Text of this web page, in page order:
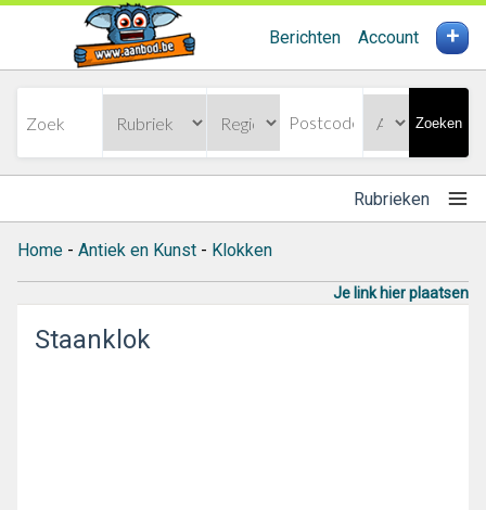
Berichten Account +
Zoeken
Rubrieken
Home - Antiek en Kunst - Klokken
Je link hier plaatsen
Staanklok